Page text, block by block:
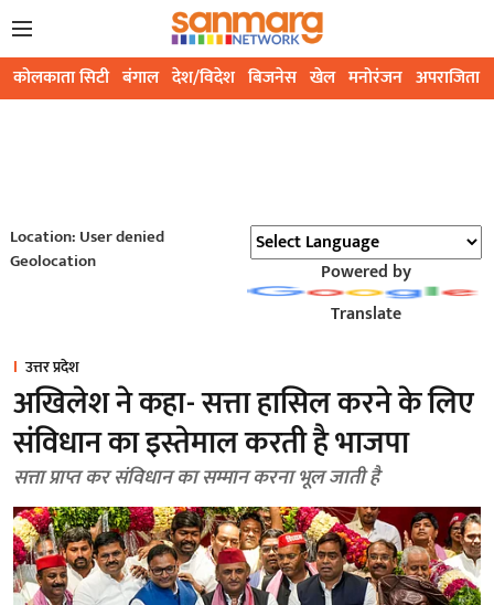
कोलकाता सिटी बंगाल देश/विदेश बिजनेस खेल मनोरंजन अपराजिता
Location: User denied
Geolocation
Powered by
Translate
उत्तर प्रदेश
अखिलेश ने कहा- सत्ता हासिल करने के लिए
संविधान का इस्तेमाल करती है भाजपा
सत्ता प्राप्त कर संविधान का सम्मान करना भूल जाती है